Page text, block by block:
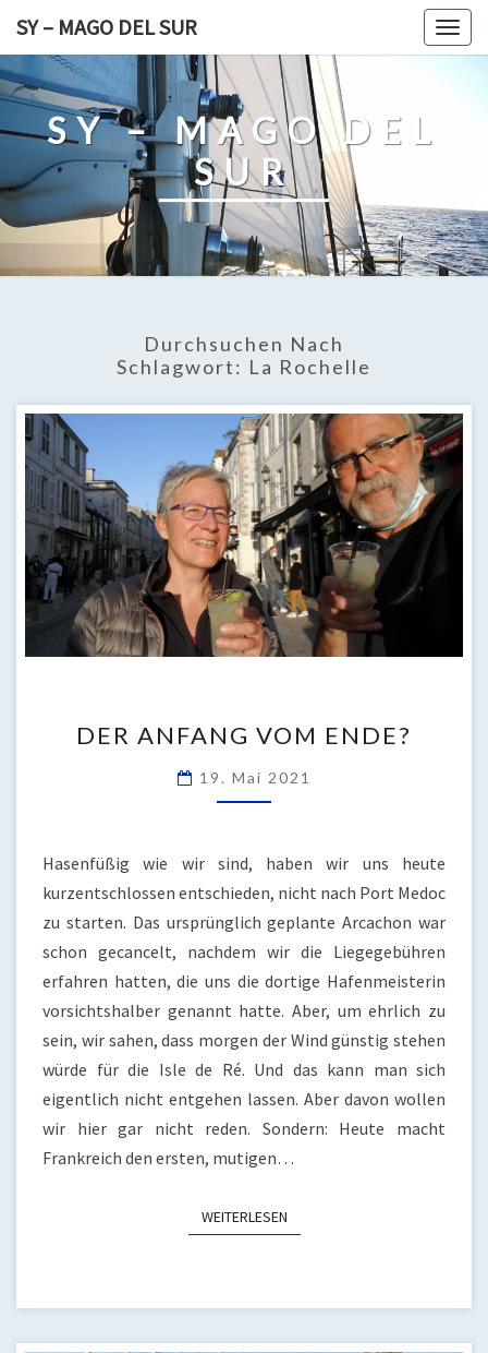
content
SY – MAGO DEL SUR
SY – MAGO DEL
SUR
Durchsuchen Nach
Schlagwort: La Rochelle
ANFANG
VOM
ENDE?
DER ANFANG VOM ENDE?
19. Mai 2021
Hasenfüßig wie wir sind, haben wir uns heute
kurzentschlossen entschieden, nicht nach Port Medoc
zu starten. Das ursprünglich geplante Arcachon war
schon gecancelt, nachdem wir die Liegegebühren
erfahren hatten, die uns die dortige Hafenmeisterin
vorsichtshalber genannt hatte. Aber, um ehrlich zu
sein, wir sahen, dass morgen der Wind günstig stehen
würde für die Isle de Ré. Und das kann man sich
eigentlich nicht entgehen lassen. Aber davon wollen
wir hier gar nicht reden. Sondern: Heute macht
Frankreich den ersten, mutigen…
WEITERLESENWEITERLESEN